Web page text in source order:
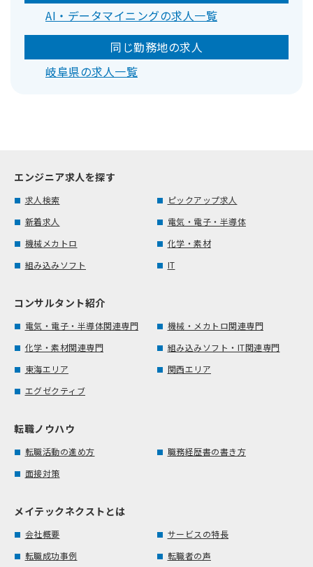
AI・データマイニングの求人一覧
同じ勤務地の求人
岐阜県の求人一覧
エンジニア求人を探す
求人検索
ピックアップ求人
新着求人
電気・電子・半導体
機械メカトロ
化学・素材
組み込みソフト
IT
コンサルタント紹介
電気・電子・半導体関連専門
機械・メカトロ関連専門
化学・素材関連専門
組み込みソフト・IT関連専門
東海エリア
関西エリア
エグゼクティブ
転職ノウハウ
転職活動の進め方
職務経歴書の書き方
面接対策
メイテックネクストとは
会社概要
サービスの特長
転職成功事例
転職者の声